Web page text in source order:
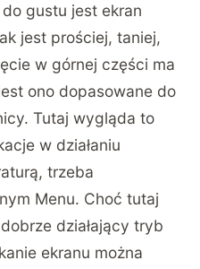
gustu jest ekran
jest prościej, taniej,
w górnej części ma
ono dopasowane do
Tutaj wygląda to
w działaniu
trzeba
Menu. Choć tutaj
działający tryb
ekranu można